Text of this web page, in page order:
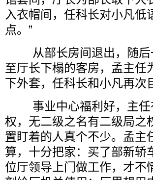
入衣帽间，任科长对小凡低
点。”
从部长房间退出，随
至厅长下榻的客房，孟主任
下外套，任科长和小凡再次
事业中心福利好，主
权，无二级之名有二级局之
置盯着的人真个不少。孟主
算，十分把家：买了部新轿
位厅领导上门做工作，才不